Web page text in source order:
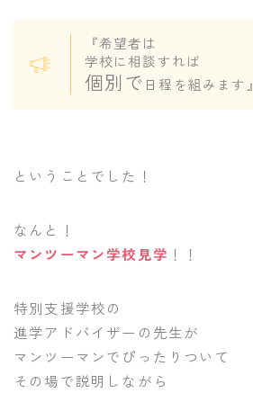
『希望者は
学校に相談すれば
個別で 日程を組みます』
ということでした！
なんと！
マンツーマン学校見学 ！！
特別支援学校の
進学アドバイザーの先生が
マンツーマンでぴったりついて
その場で説明しながら